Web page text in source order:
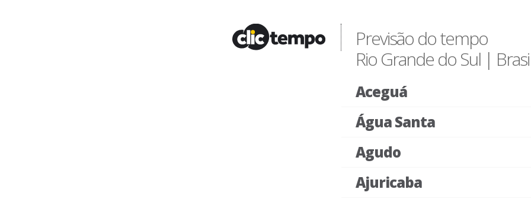
Previsão do tempo
Rio Grande do Sul |
Aceguá
Água Santa
Agudo
Ajuricaba